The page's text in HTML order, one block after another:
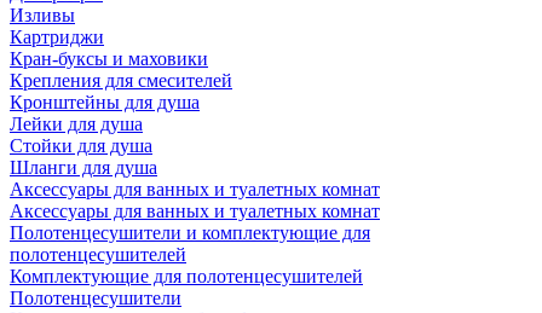
Изливы
Картриджи
Кран-буксы и маховики
Крепления для смесителей
Кронштейны для душа
Лейки для душа
Стойки для душа
Шланги для душа
Аксессуары для ванных и туалетных комнат
Аксессуары для ванных и туалетных комнат
Полотенцесушители и комплектующие для
полотенцесушителей
Комплектующие для полотенцесушителей
Полотенцесушители